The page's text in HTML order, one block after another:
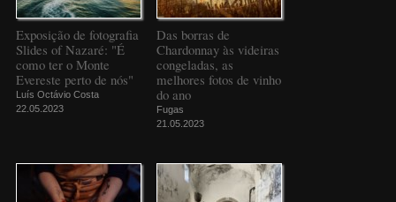
Exposição de fotografia
Slides of Nazaré: "É
como ter o Monte
Evereste perto de nós"
Luís Octávio Costa
22.05.2023
Das borras de
Chardonnay às videiras
congeladas, as
melhores fotos de vinho
do ano
Fugas
21.05.2023